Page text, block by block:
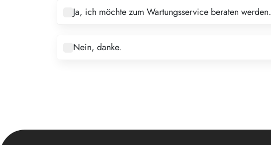
5
7
12
Ja, ich möchte zum Wartungsservice beraten werden.
Nein, danke.